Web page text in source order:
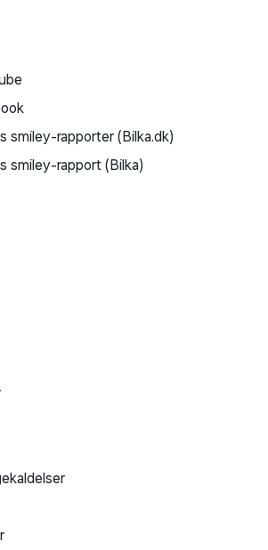
smiley-rapporter (Bilka.dk)
smiley-rapport (Bilka)